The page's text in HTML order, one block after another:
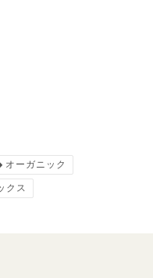
オーガニック
クス